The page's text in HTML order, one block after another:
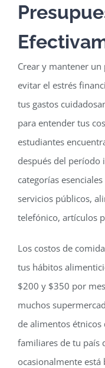
Crear y mantener
evitar el estrés
tus gastos
para entender tus
estudiantes
después del período
categorías
servicios públicos,
telefónico, artículos
Los costos de
tus hábitos
$200 y $350 por
muchos
de alimentos
familiares de tu país
ocasionalmente está